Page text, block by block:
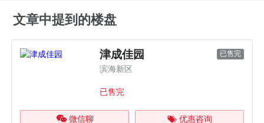
文章中提到的楼盘
津成佳园 已售完
滨海新区
已售完
微信聊 优惠咨询